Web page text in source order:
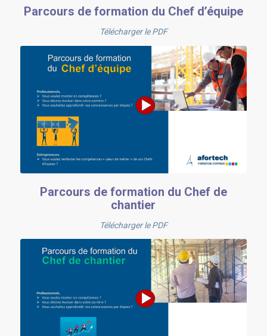
Parcours de formation du Chef d’équipe
Télécharger le PDF
Parcours de formation du Chef de
chantier
Télécharger le PDF